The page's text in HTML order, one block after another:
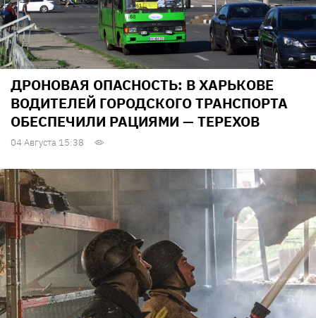
ДРОНОВАЯ ОПАСНОСТЬ: В ХАРЬКОВЕ
ВОДИТЕЛЕЙ ГОРОДСКОГО ТРАНСПОРТА
ОБЕСПЕЧИЛИ РАЦИЯМИ — ТЕРЕХОВ
04 Августа 15:38